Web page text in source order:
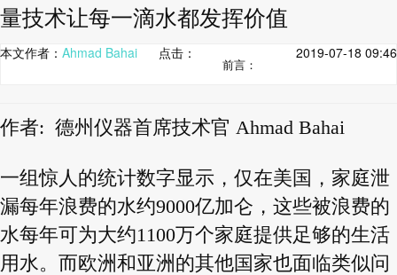
量技术让每一滴水都发挥价值
本文作者： Ahmad Bahai 点击： 2019-07-18 09:46
前言：
作者: 德州仪器首席技术官 Ahmad Bahai
一组惊人的统计数字显示，仅在美国，家庭泄
漏每年浪费的水约9000亿加仑，这些被浪费的
水每年可为大约1100万个家庭提供足够的生活
用水。而欧洲和亚洲的其他国家也面临类似问